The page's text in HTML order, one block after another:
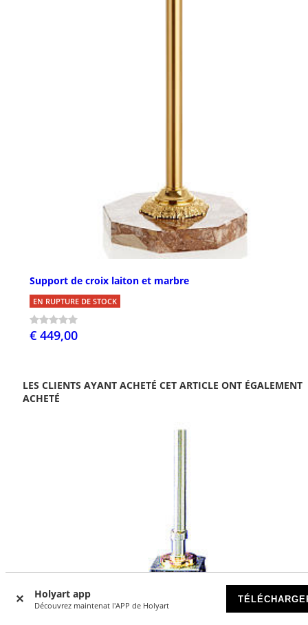
Holyart app
Découvrez maintenat l'APP de Holyart
Support de croix laiton et marbre
EN RUPTURE DE STOCK
€ 449,00
LES CLIENTS AYANT ACHETÉ CET ARTICLE ONT ÉGALEMENT
ACHETÉ